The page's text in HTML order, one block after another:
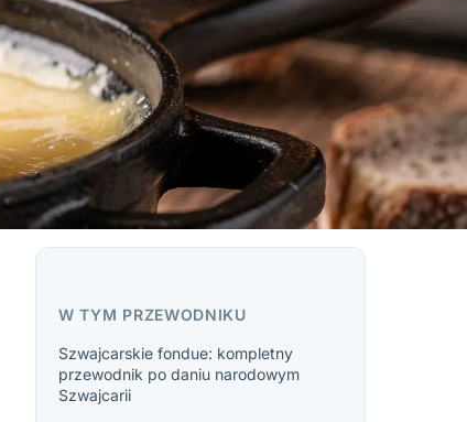
W TYM PRZEWODNIKU
Szwajcarskie fondue: kompletny
przewodnik po daniu narodowym
Szwajcarii